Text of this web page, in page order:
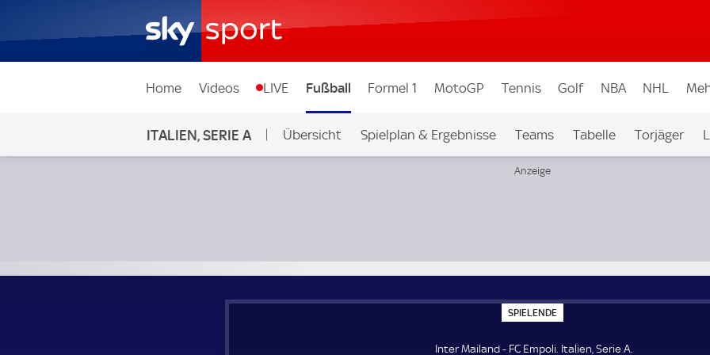
Home Videos LIVE Fußball Formel 1 MotoGP Tennis Golf NBA NHL
ITALIEN, SERIE A Übersicht Spielplan & Ergebnisse Teams Tabelle Torjäger
SPIELENDE
P
Inter Mailand - FC Empoli. Italien, Serie A.